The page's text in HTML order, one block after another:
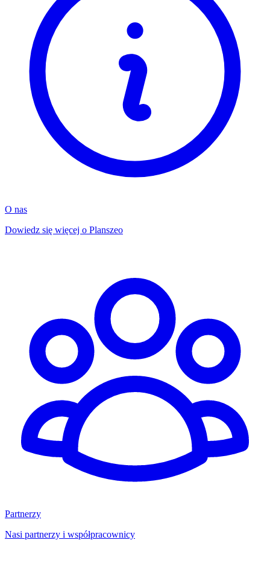
O nas
Dowiedz się więcej o Planszeo
Partnerzy
Nasi partnerzy i współpracownicy